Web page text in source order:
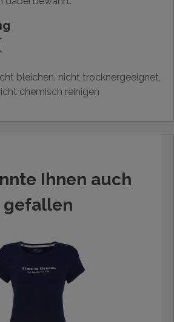
bleichen, nicht trocknergeeignet,
chemisch reinigen
Ihnen auch
gefallen